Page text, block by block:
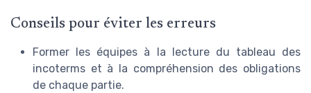
Conseils pour éviter les erreurs
Former les équipes à la lecture du tableau des
incoterms et à la compréhension des obligations
de chaque partie.